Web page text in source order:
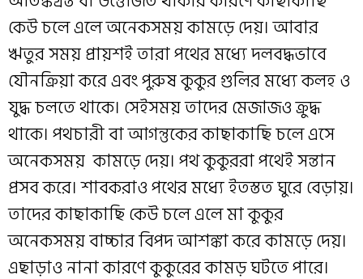
কেউ চলে এলে অনেকসময় কামড়ে দেয়। আবার
ঋতুর সময় প্রায়শই তারা পথের মধ্যে দলবদ্ধভাবে
যৌনক্রিয়া করে এবং পুরুষ কুকুর গুলির মধ্যে কলহ ও
যুদ্ধ চলতে থাকে। সেইসময় তাদের মেজাজও ক্রুদ্ধ
থাকে। পথচারী বা আগন্তুকের কাছাকাছি চলে এসে
অনেকসময় কামড়ে দেয়। পথ কুকুররা পথেই সন্তান
প্রসব করে। শাবকরাও পথের মধ্যে ইতস্তত ঘুরে বেড়ায়।
তাদের কাছাকাছি কেউ চলে এলে মা কুকুর
অনেকসময় বাচ্চার বিপদ আশঙ্কা করে কামড়ে দেয়।
এছাড়াও নানা কারণে কুকুরের কামড় ঘটতে পারে।